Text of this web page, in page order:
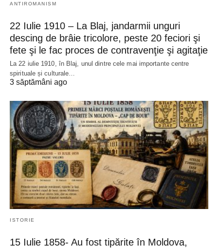
ANTIROMANISM
22 Iulie 1910 – La Blaj, jandarmii unguri
descing de brâie tricolore, peste 20 feciori şi
fete şi le fac proces de contravenţie şi agitaţie
La 22 iulie 1910, în Blaj, unul dintre cele mai importante centre
spirituale și culturale…
3 săptămâni ago
ISTORIE
15 Iulie 1858- Au fost tipărite în Moldova,